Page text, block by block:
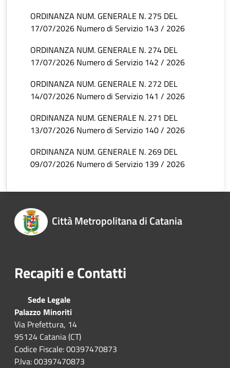
ORDINANZA NUM. GENERALE N. 275 DEL
17/07/2026 Numero di Servizio 143 / 2026
ORDINANZA NUM. GENERALE N. 274 DEL
17/07/2026 Numero di Servizio 142 / 2026
ORDINANZA NUM. GENERALE N. 272 DEL
14/07/2026 Numero di Servizio 141 / 2026
ORDINANZA NUM. GENERALE N. 271 DEL
13/07/2026 Numero di Servizio 140 / 2026
ORDINANZA NUM. GENERALE N. 269 DEL
09/07/2026 Numero di Servizio 139 / 2026
Città Metropolitana di Catania
Recapiti e Contatti
Sede Legale
Palazzo Minoriti
Via Prefettura, 14
95124 Catania (CT)
Codice Fiscale: 00397470873
P.Iva: 00397470873